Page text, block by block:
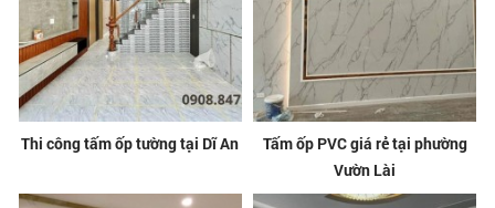
Thi công tấm ốp tường tại Dĩ An
Tấm ốp PVC giá rẻ tại phường
Vườn Lài